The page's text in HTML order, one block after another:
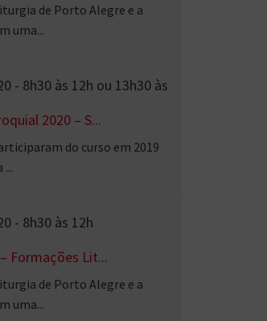
de Porto Alegre e a
uma...
- 8h30 às 12h ou 13h30 às
2020 – S...
do curso em 2019
...
- 8h30 às 12h
Formações Lit...
de Porto Alegre e a
uma...